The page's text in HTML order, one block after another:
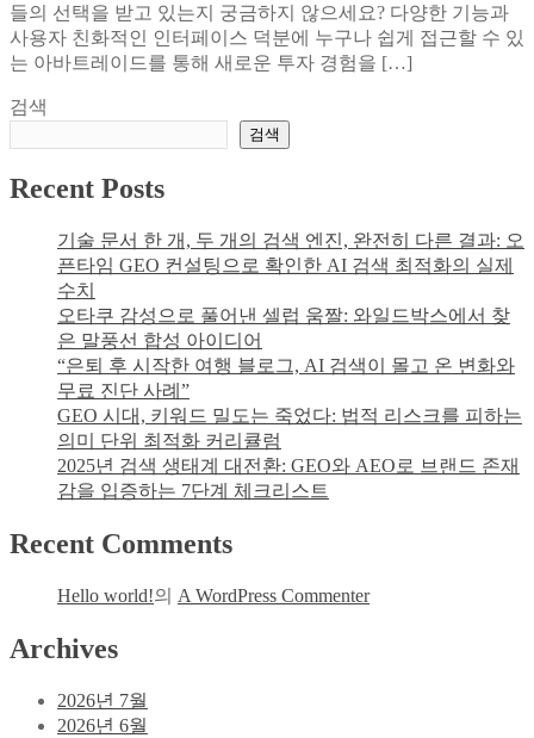
트
공
장
플
랫
폼
들의 선택을 받고 있는지 궁금하지 않으세요? 다양한 기능과
사용자 친화적인 인터페이스 덕분에 누구나 쉽게 접근할 수 있
는 아바트레이드를 통해 새로운 투자 경험을 […]
검색
검색
Recent Posts
기술 문서 한 개, 두 개의 검색 엔진, 완전히 다른 결과: 오
픈타임 GEO 컨설팅으로 확인한 AI 검색 최적화의 실제
수치
오타쿠 감성으로 풀어낸 셀럽 움짤: 와일드박스에서 찾
은 말풍선 합성 아이디어
“은퇴 후 시작한 여행 블로그, AI 검색이 몰고 온 변화와
무료 진단 사례”
GEO 시대, 키워드 밀도는 죽었다: 법적 리스크를 피하는
의미 단위 최적화 커리큘럼
2025년 검색 생태계 대전환: GEO와 AEO로 브랜드 존재
감을 입증하는 7단계 체크리스트
Recent Comments
Hello world!의 A WordPress Commenter
Archives
2026년 7월
2026년 6월